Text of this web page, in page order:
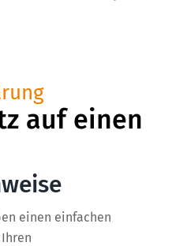
auf einen
einen einfachen